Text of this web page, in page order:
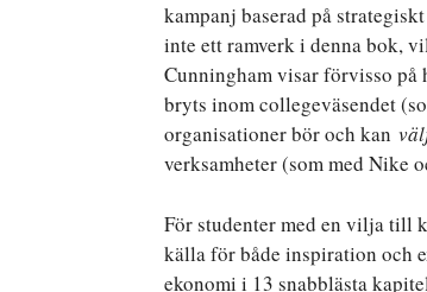
kampanj baserad på
inte ett ramverk i denna bok,
Cunningham visar förvisso
bryts inom collegeväsendet
organisationer bör och kan
verksamheter (som med Nike
För studenter med en vilja till
källa för både inspiration och
ekonomi i 13 snabblästa